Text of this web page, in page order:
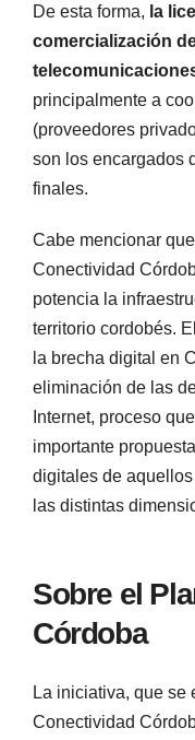
De esta forma, la
comercialización
principalmente a
(proveedores
son los encargados
finales.
Cabe mencionar
Conectividad
potencia la
territorio cordobés.
la brecha digital en
eliminación de las
Internet, proceso
importante
digitales de
las distintas
Sobre el
Córdoba
La iniciativa, que se
Conectividad